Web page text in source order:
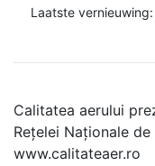
Laatste
Calitatea aerului
Rețelei Naționale
www.calitateaer.ro